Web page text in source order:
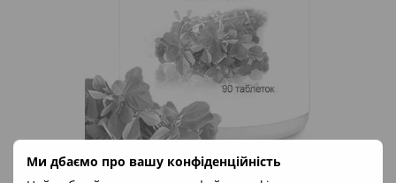
Ми дбаємо про вашу конфіденційність